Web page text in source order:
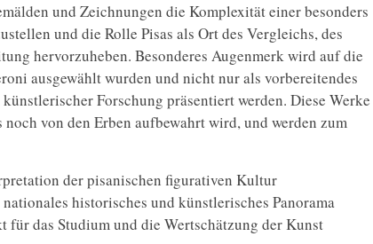
und Zeichnungen die Komplexität einer besonders
und die Rolle Pisas als Ort des Vergleichs, des
hervorzuheben. Besonderes Augenmerk wird auf die
ausgewählt wurden und nicht nur als vorbereitendes
Forschung präsentiert werden. Diese Werke
von den Erben aufbewahrt wird, und werden zum
der pisanischen figurativen Kultur
historisches und künstlerisches Panorama
für das Studium und die Wertschätzung der Kunst